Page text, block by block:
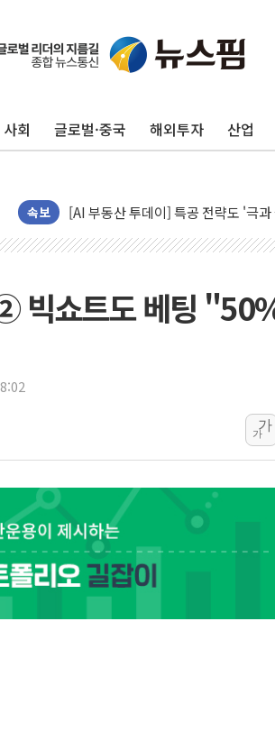
사회 글로벌·중국 해외투자 산업
속보
신길동 신축도 3.3㎡당 7250만원…
용산공원·그린벨트로 또 충돌…반
[코인시황] 비트코인 6만4000달러대
[베트남 증시] 유동성 부진 지속, 강
후티 반군, 예멘 정부군과 사우디 동
42.5도 역대급 폭염…동물들도 특별
40.2도 찍은 서울 등 폭염중대경보
"文정부 악몽 재현 안돼"...李 부동산
李대통령, 호우 피해 경북 안동·의성
'변기 수리' 집주인에게 흉기 휘두른
워트, 상반기 영업이익 30억원
프롬바이오, 10일 거래 재개…"재무구
NH농협생명, 농작업 중 온열질환 보
빅쇼트도 베팅
가
가